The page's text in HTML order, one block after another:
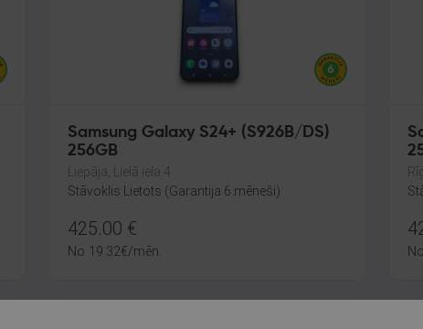
Samsung Galaxy S24+ (S926B/DS)
256GB
Liepāja, Lielā iela 4
Stāvoklis Lietots (Garantija 6 mēneši)
425.00 €
No 19.32€/mēn. No